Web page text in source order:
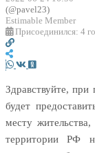
(@pavel23)
Estimable Member
Присоединился: 4
Здравствуйте,
будет
месту
территории РФ